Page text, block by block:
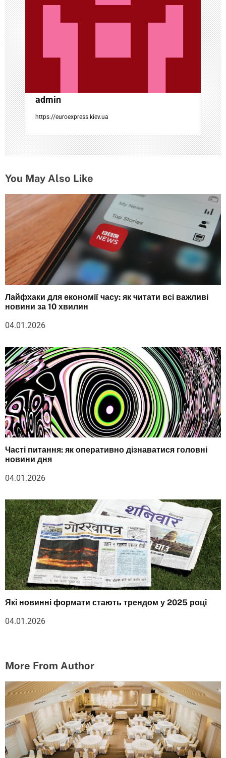
з
а
п
и
с
я
м
admin
https://euroexpress.kiev.ua
You May Also Like
Лайфхаки для економії часу: як читати всі важливі
новини за 10 хвилин
04.01.2026
Часті питання: як оперативно дізнаватися головні
новини дня
04.01.2026
Які новинні формати стають трендом у 2025 році
04.01.2026
More From Author